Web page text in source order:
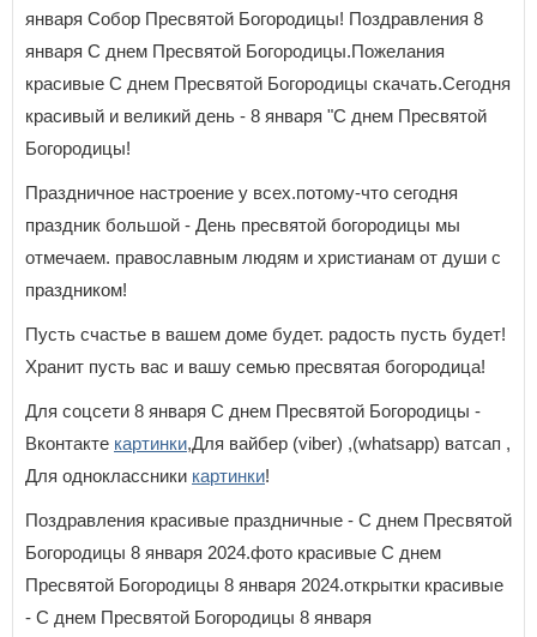
января Собор Пресвятой Богородицы! Поздравления 8
января С днем Пресвятой Богородицы.Пожелания
красивые С днем Пресвятой Богородицы скачать.Сегодня
красивый и великий день - 8 января "С днем Пресвятой
Богородицы!
Праздничное настроение у всех.потому-что сегодня
праздник большой - День пресвятой богородицы мы
отмечаем. православным людям и христианам от души с
праздником!
Пусть счастье в вашем доме будет. радость пусть будет!
Хранит пусть вас и вашу семью пресвятая богородица!
Для соцсети 8 января С днем Пресвятой Богородицы -
Вконтакте картинки,Для вайбер (viber) ,(whatsapp) ватсап ,
Для одноклассники картинки!
Поздравления красивые праздничные - С днем Пресвятой
Богородицы 8 января 2024.фото красивые С днем
Пресвятой Богородицы 8 января 2024.открытки красивые
- С днем Пресвятой Богородицы 8 января